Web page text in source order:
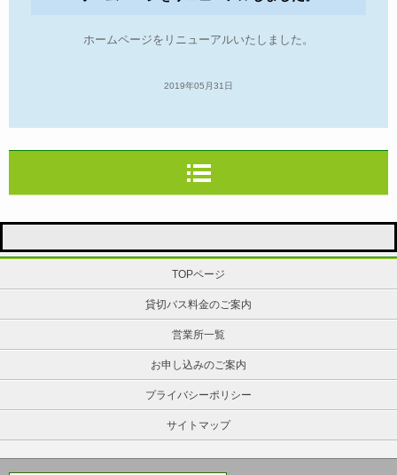
ホームページをリニューアルいたしました。
2019年05月31日
TOPページ
貸切バス料金のご案内
営業所一覧
お申し込みのご案内
プライバシーポリシー
サイトマップ